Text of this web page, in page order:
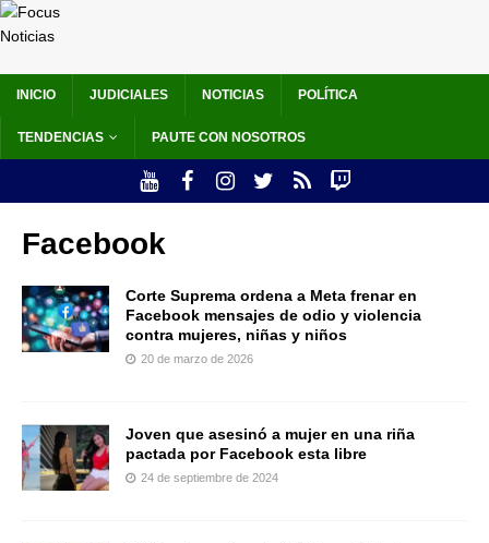
INICIO JUDICIALES NOTICIAS POLÍTICA
TENDENCIAS PAUTE CON NOSOTROS
Facebook
Corte Suprema ordena a Meta frenar en
Facebook mensajes de odio y violencia
contra mujeres, niñas y niños
20 de marzo de 2026
Joven que asesinó a mujer en una riña
pactada por Facebook esta libre
24 de septiembre de 2024